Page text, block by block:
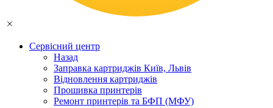
Сервісний центр
Назад
Заправка картриджів Київ, Львів
Відновлення картриджів
Прошивка принтерів
Ремонт принтерів та БФП (МФУ)